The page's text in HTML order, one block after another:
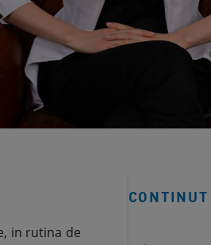
in rutina de
CONTINUT